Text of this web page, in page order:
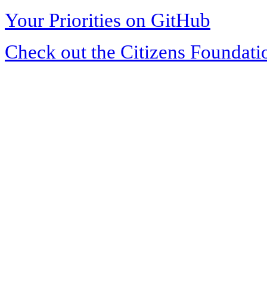
Your Priorities on GitHub
Check out the Citizens